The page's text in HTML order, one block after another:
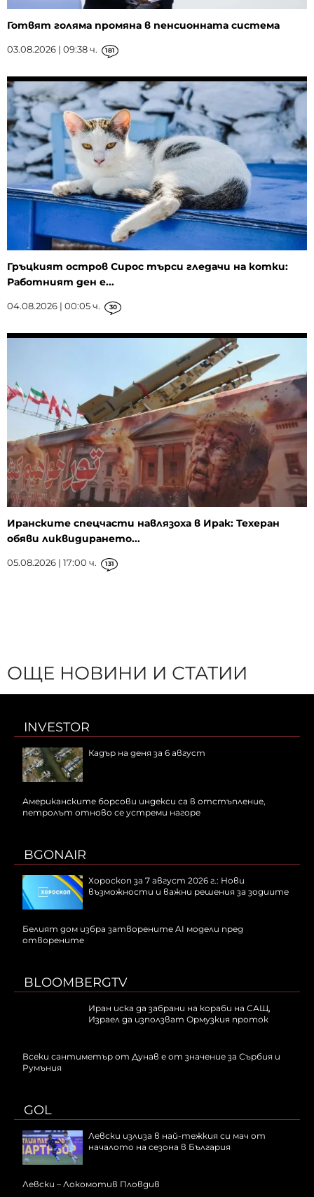
Готвят голяма промяна в пенсионната система
03.08.2026 | 09:38 ч. 181
Гръцкият остров Сирос търси гледачи на котки:
Работният ден е...
04.08.2026 | 00:05 ч. 30
Иранските спецчасти навлязоха в Ирак: Техеран
обяви ликвидирането...
05.08.2026 | 17:00 ч. 131
ОЩЕ НОВИНИ И СТАТИИ
INVESTOR
Кадър на деня за 6 август
Американските борсови индекси са в отстъпление,
петролът отново се устреми нагоре
BGONAIR
Хороскоп за 7 август 2026 г.: Нови
възможности и важни решения за зодиите
Белият дом избра затворените AI модели пред
отворените
BLOOMBERGTV
Иран иска да забрани на кораби на САЩ,
Израел да използват Ормузкия проток
Всеки сантиметър от Дунав е от значение за Сърбия и
Румъния
GOL
Левски излиза в най-тежкия си мач от
началото на сезона в България
Левски – Локомотив Пловдив